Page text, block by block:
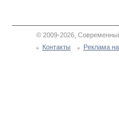
© 2009-2026,
Контакты
Реклама